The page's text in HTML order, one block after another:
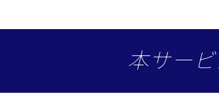
本サー